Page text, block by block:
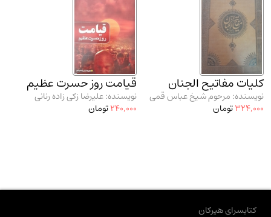
کلیات مفاتیح الجنان
نویسنده: مرحوم شیخ عباس قمی
324,000تومان
قیامت روز حسرت عظیم
نویسنده: علیرضا زکی زاده رنانی
240,000تومان
کتابسرای هیرکان